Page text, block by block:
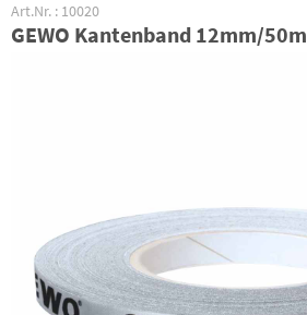
Art.Nr. : 10020
GEWO Kantenband 12mm/50m